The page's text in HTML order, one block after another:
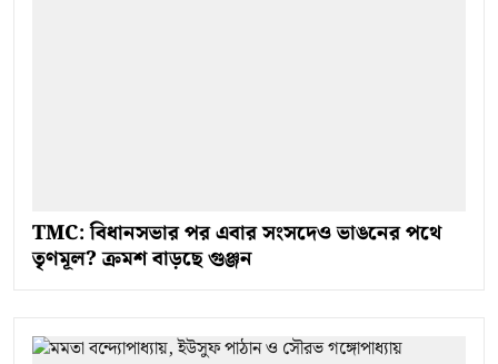
TMC: বিধানসভার পর এবার সংসদেও ভাঙনের পথে
তৃণমূল? ক্রমশ বাড়ছে গুঞ্জন